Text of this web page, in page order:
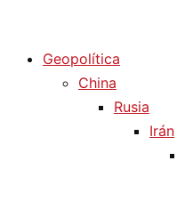
Geopolítica
China
Rusia
Irán